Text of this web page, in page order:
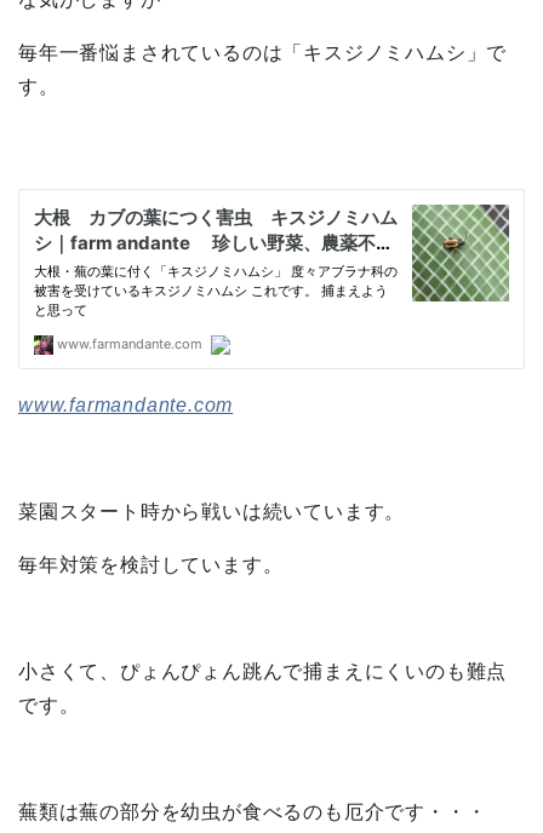
毎年一番悩まされているのは「キスジノミハムシ」で
す。
www.farmandante.com
菜園スタート時から戦いは続いています。
毎年対策を検討しています。
小さくて、ぴょんぴょん跳んで捕まえにくいのも難点
です。
蕪類は蕪の部分を幼虫が食べるのも厄介です・・・